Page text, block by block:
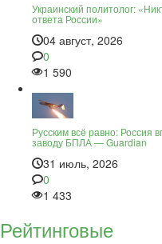
Украинский политолог:
ответа России»
04 август, 2026
0
1 590
Русским всё равно: Россия
заводу БПЛА — Guardian
31 июль, 2026
0
1 433
Рейтинговые